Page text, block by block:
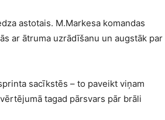
astotais. M.Markesa komandas
ar ātruma uzrādīšanu un augstāk par
sacīkstēs – to paveikt viņam
tagad pārsvars pār brāli